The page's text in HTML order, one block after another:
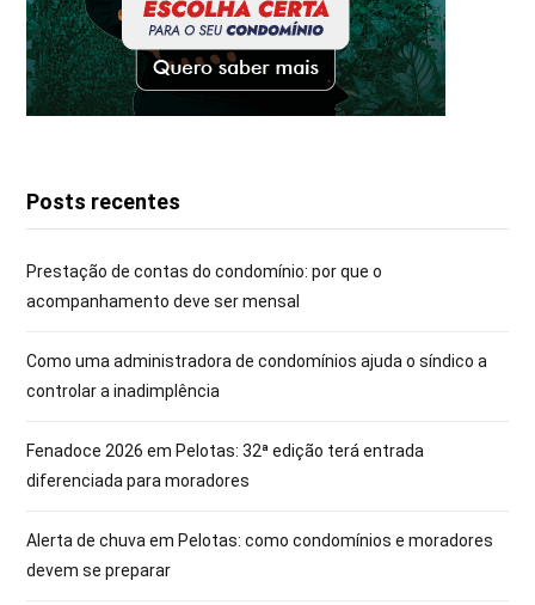
Posts recentes
Prestação de contas do condomínio: por que o
acompanhamento deve ser mensal
Como uma administradora de condomínios ajuda o síndico a
controlar a inadimplência
Fenadoce 2026 em Pelotas: 32ª edição terá entrada
diferenciada para moradores
Alerta de chuva em Pelotas: como condomínios e moradores
devem se preparar